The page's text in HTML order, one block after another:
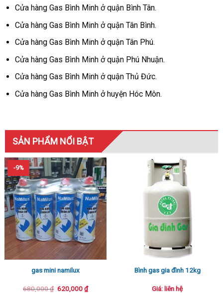
Cửa hàng Gas Bình Minh ở quận Bình Tân.
Cửa hàng Gas Bình Minh ở quận Tân Bình.
Cửa hàng Gas Bình Minh ở quận Tân Phú.
Cửa hàng Gas Bình Minh ở quận Phú Nhuận.
Cửa hàng Gas Bình Minh ở quận Thủ Đức.
Cửa hàng Gas Bình Minh ở huyện Hóc Môn.
SẢN PHẨM NỔI BẬT
-9%
gas mini namilux
680,000₫ Giá
620,000₫Giá
hiện
Bình gas gia đình 12kg
Giá: liên hệ